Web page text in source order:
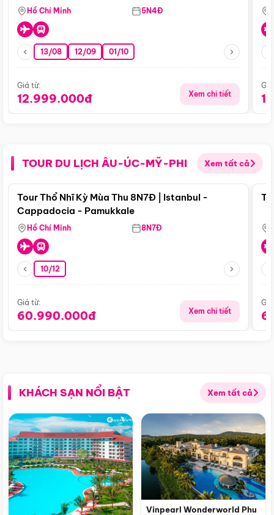
Hồ Chí Minh 5N4Đ
13/08 12/09 01/10
Giá từ:
12.999.000đ Xem chi tiết
TOUR DU LỊCH ÂU-ÚC-MỸ-PHI Xem tất cả
Điểm nổi bật
Tour Thổ Nhĩ Kỳ Mùa Thu 8N7Đ | Istanbul -
Cappadocia - Pamukkale
Hồ Chí Minh 8N7Đ
10/12
Giá từ:
60.990.000đ Xem chi tiết
KHÁCH SẠN NỔI BẬT Xem tất cả
Vinpearl Wonderworld Phu